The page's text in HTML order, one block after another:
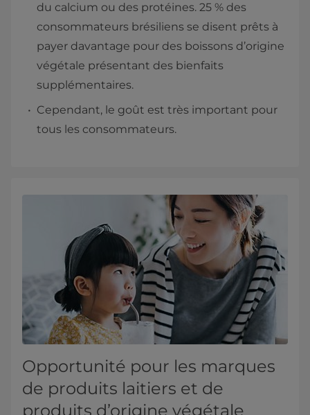
du calcium ou des protéines. 25 % des
consommateurs brésiliens se disent prêts à
payer davantage pour des boissons d’origine
végétale présentant des bienfaits
supplémentaires.
Cependant, le goût est très important pour
tous les consommateurs.
Opportunité pour les marques
de produits laitiers et de
produits d’origine végétale